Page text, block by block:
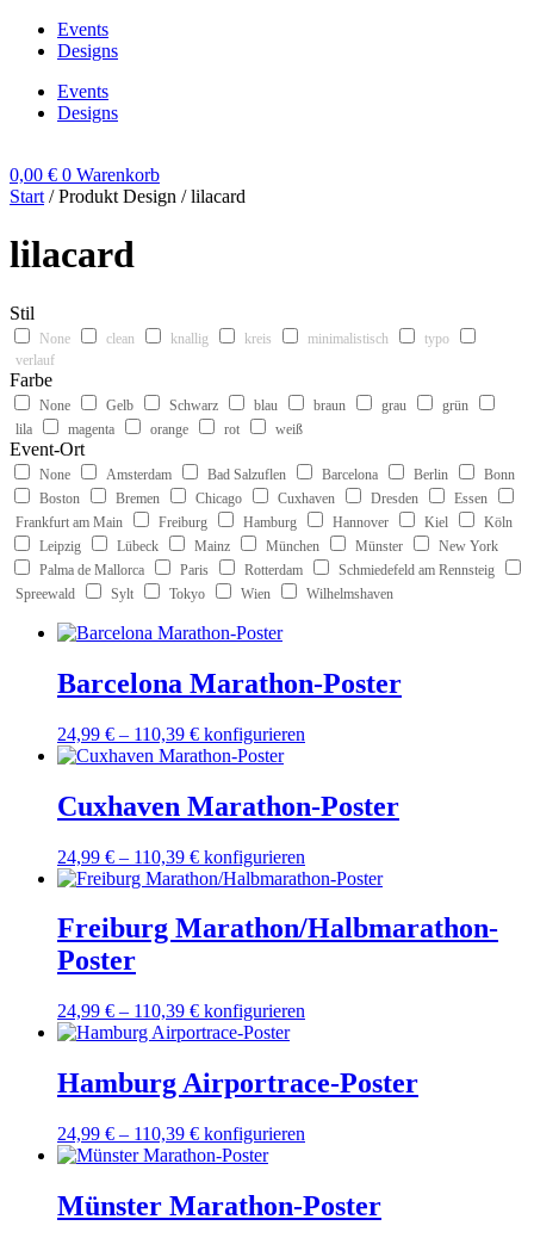
Zum
Inhalt
Events
Designs
Events
Designs
0,00 € 0 Warenkorb
Start / Produkt Design / lilacard
lilacard
Stil
None clean knallig kreis minimalistisch
typo
verlauf
Farbe
None Gelb Schwarz blau braun grau
grün
lila
magenta orange rot weiß
Event-Ort
None Amsterdam Bad Salzuflen Barcelona Berlin
Bonn
Boston
Bremen Chicago Cuxhaven Dresden
Essen
Frankfurt am Main
Freiburg Hamburg Hannover Kiel
Köln
Leipzig
Lübeck Mainz München Münster
New York
Palma de Mallorca
Paris Rotterdam
Schmiedefeld am Rennsteig
Spreewald
Sylt Tokyo Wien Wilhelmshaven
Barcelona Marathon-Poster
24,99 € – 110,39 € konfigurieren
mehrere
Varianten
Die
Optionen
auf
der
werden
Cuxhaven Marathon-Poster
24,99 € – 110,39 € konfigurieren
Produkt
mehrere
Varianten
Produktseite
werden
Freiburg Marathon/Halbmarathon-
Poster
24,99 € – 110,39 € konfigurieren
mehrere
Varianten
Die
auf
der
Hamburg Airportrace-Poster
24,99 € – 110,39 € konfigurieren
mehrere
Varianten
Münster Marathon-Poster